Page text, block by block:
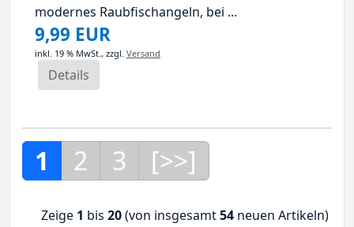
modernes Raubfischangeln, bei ...
9,99 EUR
inkl. 19 % MwSt., zzgl. Versand
Details
1 2 3 [>>]
Zeige 1 bis 20(von insgesamt54 neuen Artikeln)